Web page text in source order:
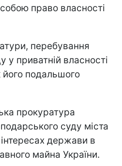
право власності
перебування
у приватній власності
подальшого
прокуратура
суду міста
держави в
майна України.